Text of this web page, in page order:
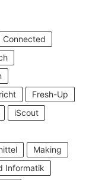
Connected
Fresh-Up
iScout
Making
Informatik